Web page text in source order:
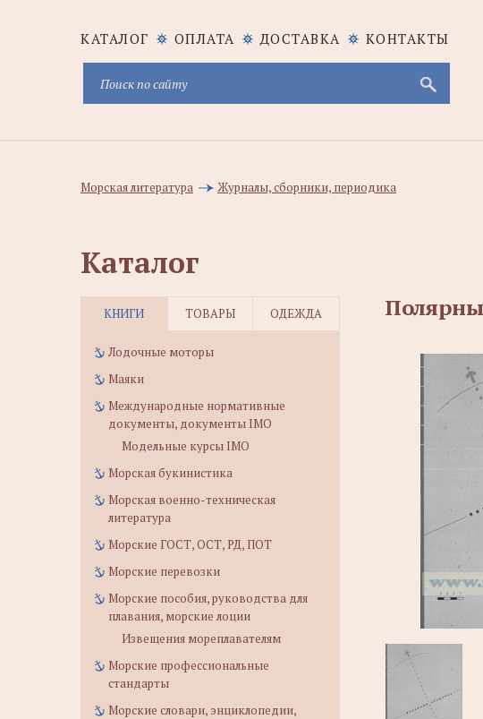
КАТАЛОГ ОПЛАТА ДОСТАВКА КОНТАКТЫ
Морская литература Журналы, сборники, периодика
Каталог
КНИГИ ТОВАРЫ ОДЕЖДА
Лодочные моторы
Маяки
Международные нормативные
документы, документы IMO
Модельные курсы IMO
Морская букинистика
Морская военно-техническая
литература
Морские ГОСТ, ОСТ, РД, ПОТ
Морские перевозки
Морские пособия, руководства для
плавания, морские лоции
Извещения мореплавателям
Морские профессиональные
стандарты
Морские словари, энциклопедии,